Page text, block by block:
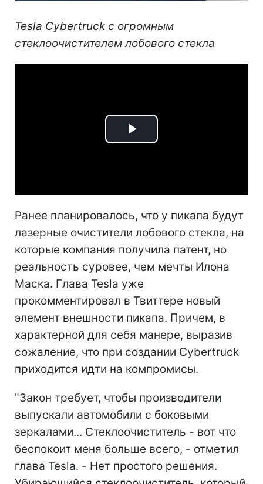
Tesla Cybertruck с огромным
стеклоочистителем лобового стекла
Play
Ранее планировалось, что у пикапа будут
лазерные очистители лобового стекла, на
которые компания получила патент, но
реальность суровее, чем мечты Илона
Маска. Глава Tesla уже
прокомментировал в Твиттере новый
элемент внешности пикапа. Причем, в
характерной для себя манере, выразив
сожаление, что при создании Cybertruck
приходится идти на компромисы.
"Закон требует, чтобы производители
выпускали автомобили с боковыми
зеркалами... Стеклоочиститель - вот что
беспокоит меня больше всего, - отметил
глава Tesla. - Нет простого решения.